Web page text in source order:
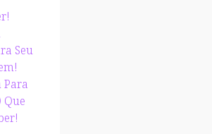
Seu
Para
Que